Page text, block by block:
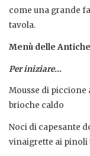
come una grande
tavola.
Menù delle
Per iniziare…
Mousse di piccione
brioche caldo
Noci di capesante
vinaigrette ai pinoli